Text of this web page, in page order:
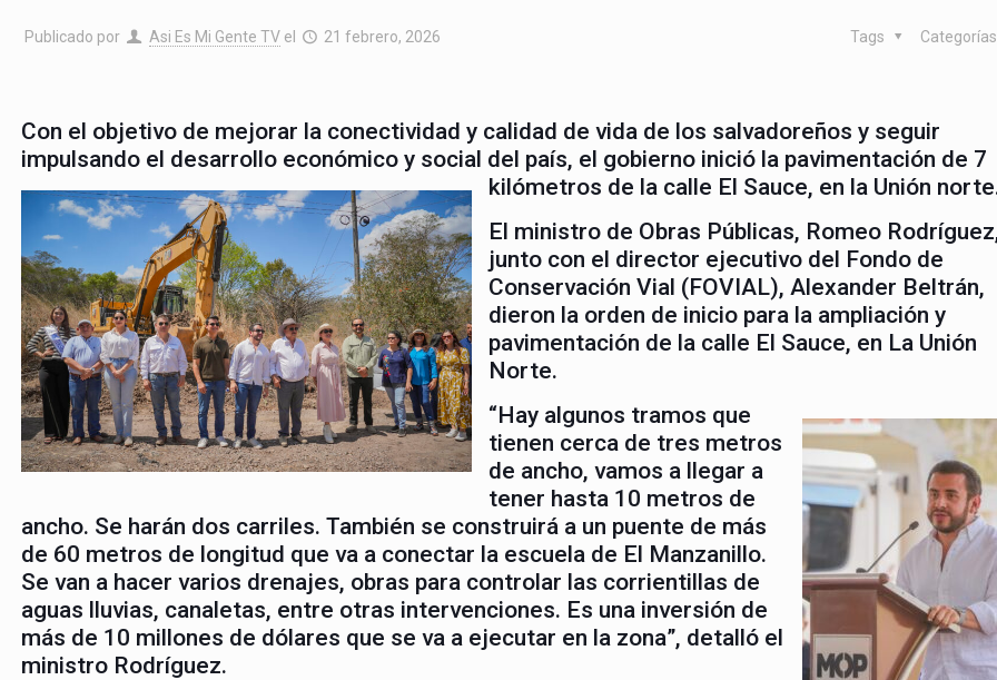
Publicado por Asi Es Mi Gente TV el 21 febrero, 2026 Tags
Con el objetivo de mejorar la conectividad y calidad de vida de los salvadoreños y seguir
impulsando el desarrollo económico y social del país, el gobierno inició la pavimentación de 7
kilómetros de la calle El Sauce, en la Unión
El ministro de Obras Públicas, Romeo
junto con el director ejecutivo del Fondo de
Conservación Vial (FOVIAL), Alexander Beltrán,
dieron la orden de inicio para la ampliación y
pavimentación de la calle El Sauce, en La Unión
Norte.
“Hay algunos tramos que
tienen cerca de tres metros
de ancho, vamos a llegar a
tener hasta 10 metros de
ancho. Se harán dos carriles. También se construirá a un puente de más
de 60 metros de longitud que va a conectar la escuela de El Manzanillo.
Se van a hacer varios drenajes, obras para controlar las corrientillas de
aguas lluvias, canaletas, entre otras intervenciones. Es una inversión de
más de 10 millones de dólares que se va a ejecutar en la zona”, detalló el
ministro Rodríguez.